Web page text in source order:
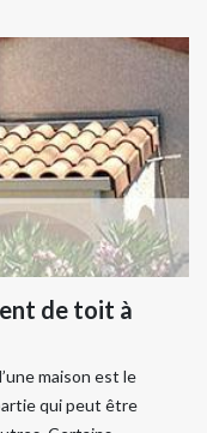
de toit à
maison est le
qui peut être